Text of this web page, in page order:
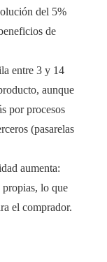
del 5%
de
entre 3 y 14
aunque
por procesos
(pasarelas
aumenta:
propias, lo que
el comprador.